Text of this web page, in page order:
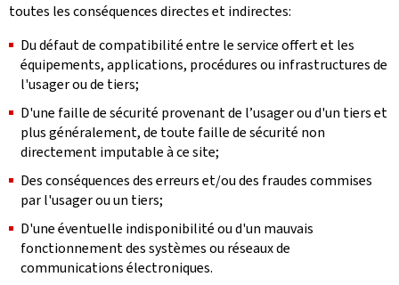
toutes les conséquences directes et indirectes:
Du défaut de compatibilité entre le service offert et les
équipements, applications, procédures ou infrastructures de
l'usager ou de tiers;
D'une faille de sécurité provenant de l’usager ou d'un tiers et
plus généralement, de toute faille de sécurité non
directement imputable à ce site;
Des conséquences des erreurs et/ou des fraudes commises
par l'usager ou un tiers;
D'une éventuelle indisponibilité ou d'un mauvais
fonctionnement des systèmes ou réseaux de
communications électroniques.